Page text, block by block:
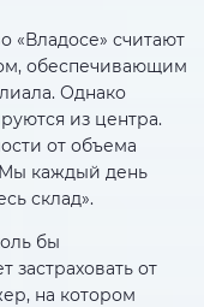
«Владосе» считают
обеспечивающим
Однако
из центра.
от объема
каждый день
склад».
бы
от
на котором